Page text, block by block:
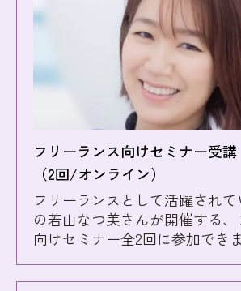
フリーランス向けセミナー受講
（2回/オンライン）
フリーランスとして活躍され
の若山なつ美さんが開催する
向けセミナー全2回に参加できま